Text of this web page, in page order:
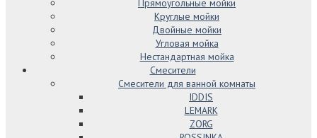
Прямоугольные мойки
Круглые мойки
Двойные мойки
Угловая мойка
Нестандартная мойка
Смесители
Смесители для ванной комнаты
IDDIS
LEMARK
ZORG